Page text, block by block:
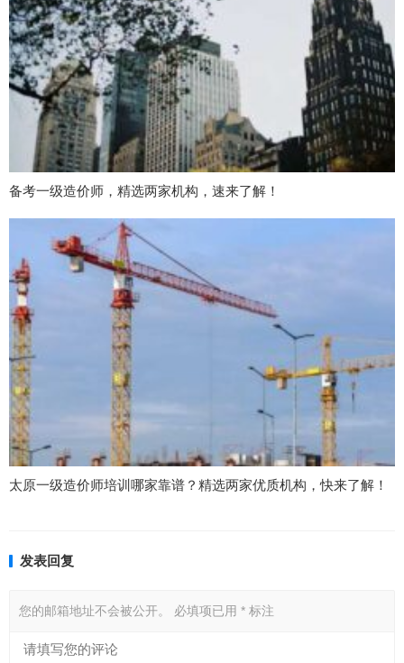
备考一级造价师，精选两家机构，速来了解！
太原一级造价师培训哪家靠谱？精选两家优质机构，快来了解！
发表回复
您的邮箱地址不会被公开。 必填项已用 * 标注